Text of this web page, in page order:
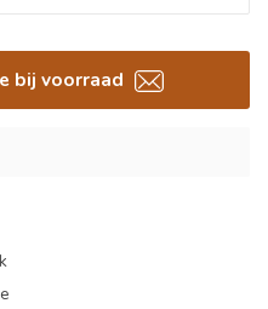
bij voorraad